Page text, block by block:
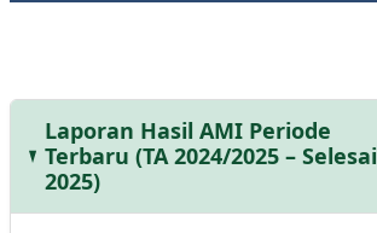
Laporan Hasil AMI Periode
Terbaru (TA 2024/2025 – Selesai
2025)